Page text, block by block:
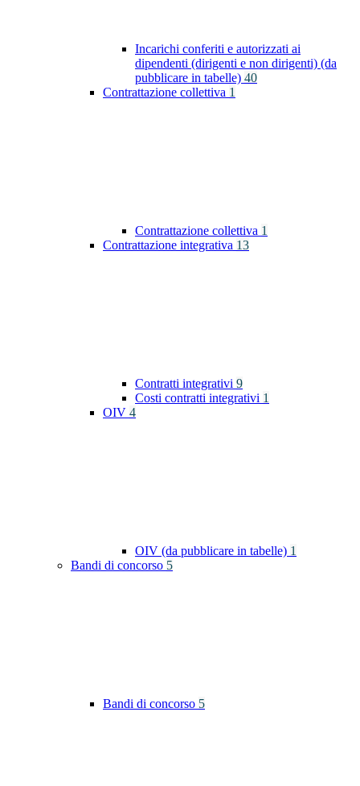
Incarichi conferiti e autorizzati ai
dipendenti (dirigenti e non dirigenti) (da
pubblicare in tabelle) 40
Contrattazione collettiva 1
Contrattazione collettiva 1
Contrattazione integrativa 13
Contratti integrativi 9
Costi contratti integrativi 1
OIV 4
OIV (da pubblicare in tabelle) 1
Bandi di concorso 5
Bandi di concorso 5